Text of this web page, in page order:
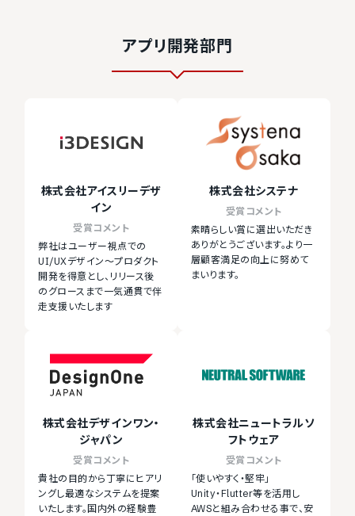
アプリ開発部門
株式会社アイスリーデザ
イン
受賞コメント
弊社はユーザー視点での
UI/UXデザイン～プロダクト
開発を得意とし、リリース後
のグロースまで一気通貫で伴
走支援いたします
株式会社システナ
受賞コメント
素晴らしい賞に選出いただき
ありがとうございます。より一
層顧客満足の向上に努めて
まいります。
株式会社デザインワン・
ジャパン
受賞コメント
貴社の目的から丁寧にヒアリ
ングし最適なシステムを提案
いたします。国内外の経験豊
株式会社ニュートラルソ
フトウェア
受賞コメント
「使いやすく・堅牢」
Unity・Flutter等を活用し
AWSと組み合わせる事で、安